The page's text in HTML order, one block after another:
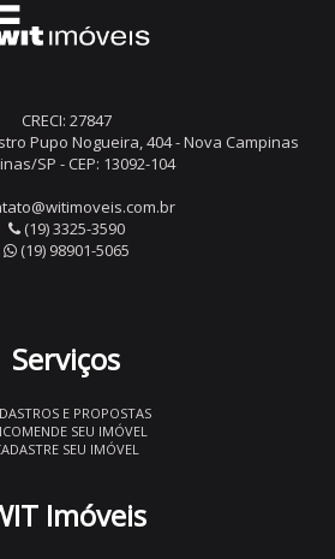
CRECI: 27847
Pupo Nogueira, 404 - Nova Campinas
SP - CEP: 13092-104
(19) 3325-3590
(19) 98901-5065
Serviços
E PROPOSTAS
SEU IMÓVEL
SEU IMÓVEL
Imóveis